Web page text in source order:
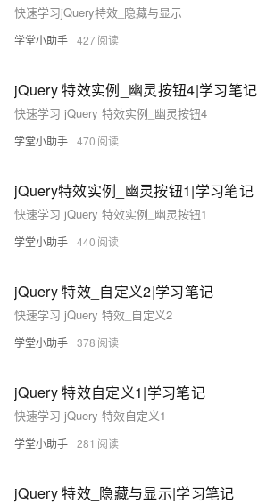
快速学习jQuery特效_隐藏与显示
学堂小助手 427
jQuery 特效实例_幽灵按钮4|学习笔记
快速学习 jQuery 特效实例_幽灵按钮4
学堂小助手 470
jQuery特效实例_幽灵按钮1|学习笔记
快速学习 jQuery 特效实例_幽灵按钮1
学堂小助手 440
jQuery 特效_自定义2|学习笔记
快速学习 jQuery 特效_自定义2
学堂小助手 378
jQuery 特效自定义1|学习笔记
快速学习 jQuery 特效自定义1
学堂小助手 281
jQuery 特效_隐藏与显示|学习笔记